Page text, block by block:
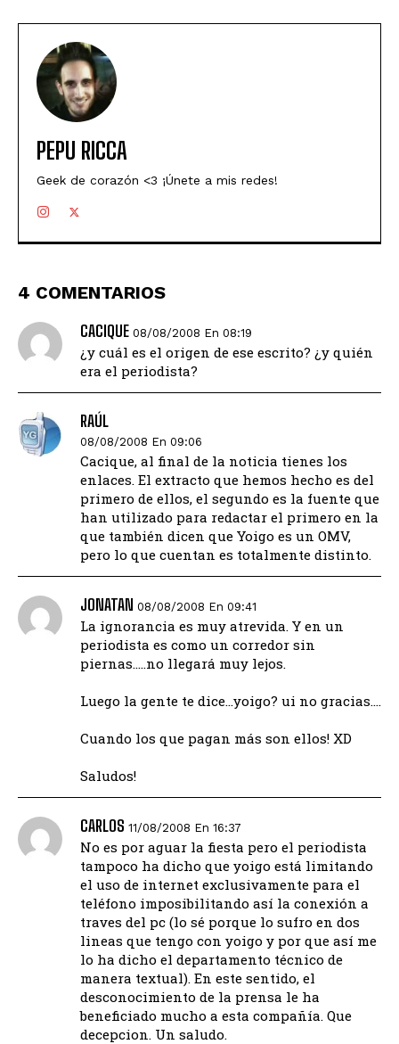
PEPU RICCA
Geek de corazón <3 ¡Únete a mis redes!
4 COMENTARIOS
CACIQUE 08/08/2008 En 08:19
¿y cuál es el origen de ese escrito? ¿y quién
era el periodista?
RAÚL
08/08/2008 En 09:06
Cacique, al final de la noticia tienes los
enlaces. El extracto que hemos hecho es del
primero de ellos, el segundo es la fuente que
han utilizado para redactar el primero en la
que también dicen que Yoigo es un OMV,
pero lo que cuentan es totalmente distinto.
JONATAN 08/08/2008 En 09:41
La ignorancia es muy atrevida. Y en un
periodista es como un corredor sin
piernas…..no llegará muy lejos.
Luego la gente te dice…yoigo? ui no gracias….
Cuando los que pagan más son ellos! XD
Saludos!
CARLOS 11/08/2008 En 16:37
No es por aguar la fiesta pero el periodista
tampoco ha dicho que yoigo está limitando
el uso de internet exclusivamente para el
teléfono imposibilitando así la conexión a
traves del pc (lo sé porque lo sufro en dos
lineas que tengo con yoigo y por que así me
lo ha dicho el departamento técnico de
manera textual). En este sentido, el
desconocimiento de la prensa le ha
beneficiado mucho a esta compañía. Que
decepcion. Un saludo.